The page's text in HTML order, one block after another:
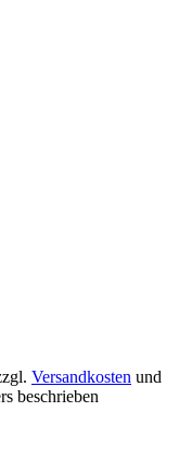
Versandkosten und
beschrieben